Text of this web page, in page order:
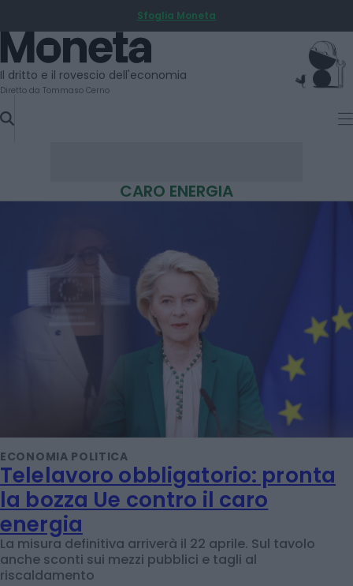
TO
CONTENT
Sfoglia Moneta
Moneta
Il dritto e il rovescio dell'economia
Diretto da Tommaso Cerno
CARO ENERGIA
ECONOMIA POLITICA
Telelavoro obbligatorio: pronta
la bozza Ue contro il caro
energia
La misura definitiva arriverà il 22 aprile. Sul tavolo
anche sconti sui mezzi pubblici e tagli al
riscaldamento